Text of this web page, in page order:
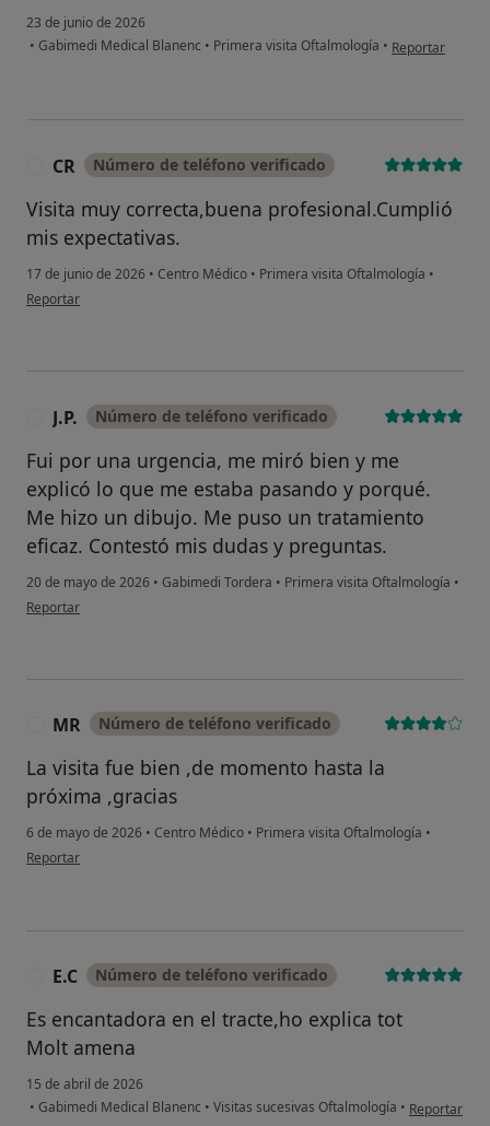
23 de junio de 2026
• Gabimedi Medical Blanenc • Primera visita Oftalmología • en opinión del
Reportar
CR Número de teléfono verificado
Visita muy correcta,buena profesional.Cumplió
mis expectativas.
17 de junio de 2026 • Centro Médico • Primera visita Oftalmología •
en opinión del usuario CR
Reportar
J.P. Número de teléfono verificado
Fui por una urgencia, me miró bien y me
explicó lo que me estaba pasando y porqué.
Me hizo un dibujo. Me puso un tratamiento
eficaz. Contestó mis dudas y preguntas.
20 de mayo de 2026 • Gabimedi Tordera • Primera visita Oftalmología •
en opinión del usuario J.P.
Reportar
MR Número de teléfono verificado
La visita fue bien ,de momento hasta la
próxima ,gracias
6 de mayo de 2026 • Centro Médico • Primera visita Oftalmología •
en opinión del usuario MR
Reportar
E.C Número de teléfono verificado
Es encantadora en el tracte,ho explica tot
Molt amena
15 de abril de 2026
• Gabimedi Medical Blanenc • Visitas sucesivas Oftalmología • en opinión
Reportar